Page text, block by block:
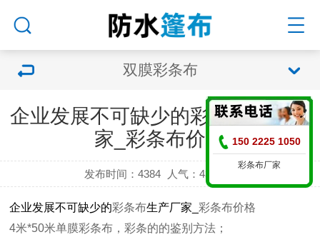
双膜彩条布
企业发展不可缺少的彩条布生产厂
家_彩条布价格
发布时间：4384 人气： 4384 次
企业发展不可缺少的彩条布生产厂家_彩条布价格
4米*50米单膜彩条布 ，彩条的的鉴别方法；
150 2225 1050
彩条布厂家